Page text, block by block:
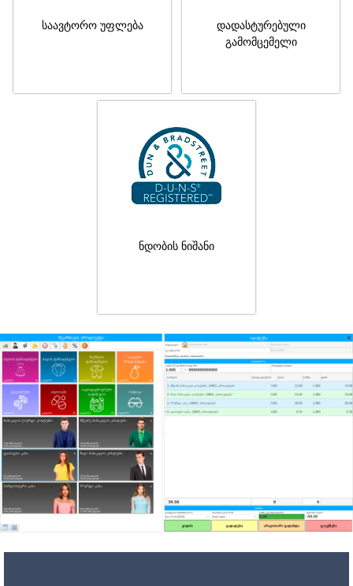
საავტორო უფლება
დადასტურებული
გამომცემელი
ნდობის ნიშანი